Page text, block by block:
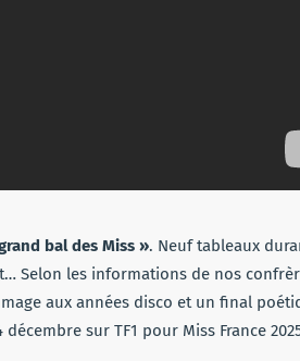
bal des Miss ». Neuf tableaux
Selon les informations de nos
aux années disco et un final
sur TF1 pour Miss France